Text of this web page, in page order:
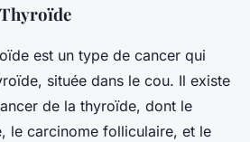
Thyroïde
est un type de cancer qui
située dans le cou. Il existe
de la thyroïde, dont le
le carcinome folliculaire, et le